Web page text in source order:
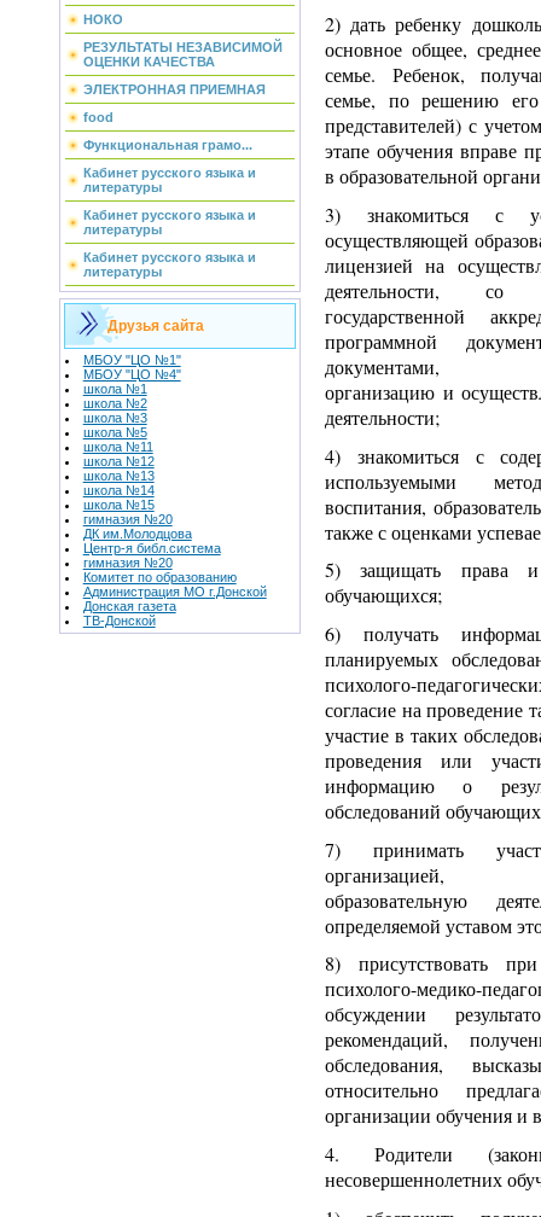
НОКО
РЕЗУЛЬТАТЫ НЕЗАВИСИМОЙ
ОЦЕНКИ КАЧЕСТВА
ЭЛЕКТРОННАЯ ПРИЕМНАЯ
food
Функциональная грамо...
Кабинет русского языка и
литературы
Кабинет русского языка и
литературы
Кабинет русского языка и
литературы
Друзья сайта
МБОУ "ЦО №1"
МБОУ "ЦО №4"
школа №1
школа №2
школа №3
школа №5
школа №11
школа №12
школа №13
школа №14
школа №15
гимназия №20
ДК им.Молодцова
Центр-я библ.система
гимназия №20
Комитет по образованию
Администрация МО г.Донской
Донская газета
ТВ-Донской
2) дать ребенку
основное общее,
семье. Ребенок,
семье, по решению его
представителей) с
этапе обучения вправе
в образовательной
3) знакомиться с
осуществляющей
лицензией на
деятельности, со
государственной
программной
документами,
организацию и
деятельности;
4) знакомиться с
используемыми
воспитания,
также с оценками
5) защищать права и
обучающихся;
6) получать
планируемых
психолого-
согласие на проведение
участие в таких
проведения или
информацию о
обследований
7) принимать
организацией,
образовательную
определяемой уставом
8) присутствовать
психолого-медико-
обсуждении
рекомендаций,
обследования,
относительно
организации обучения и
4. Родители
несовершеннолетних